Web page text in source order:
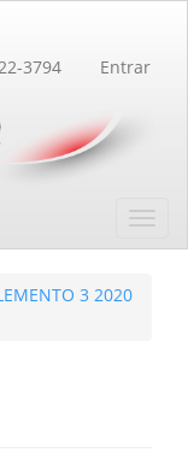
3794 Entrar
3 2020